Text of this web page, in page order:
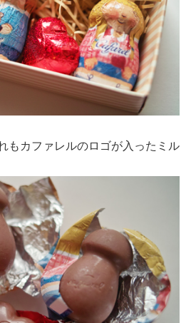
もカファレルのロゴが入ったミル